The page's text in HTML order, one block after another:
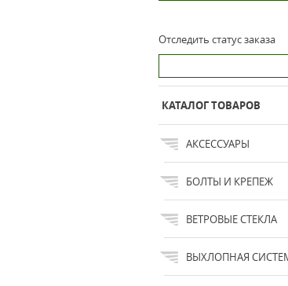
Отследить статус заказа
КАТАЛОГ ТОВАРОВ
АКСЕССУАРЫ
БОЛТЫ И КРЕПЕЖ
ВЕТРОВЫЕ СТЕКЛА
ВЫХЛОПНАЯ